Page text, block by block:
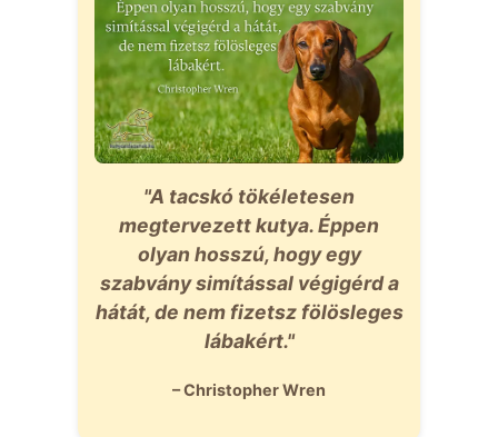
"A tacskó tökéletesen
megtervezett kutya. Éppen
olyan hosszú, hogy egy
szabvány simítással végigérd a
hátát, de nem fizetsz fölösleges
lábakért."
– Christopher Wren